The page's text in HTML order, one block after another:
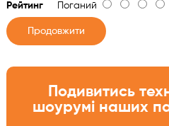
РейтингПоганий
Продовжити
Подивитись
шоурумі наших